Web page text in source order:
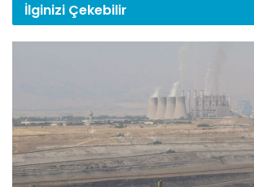
İlginizi Çekebilir